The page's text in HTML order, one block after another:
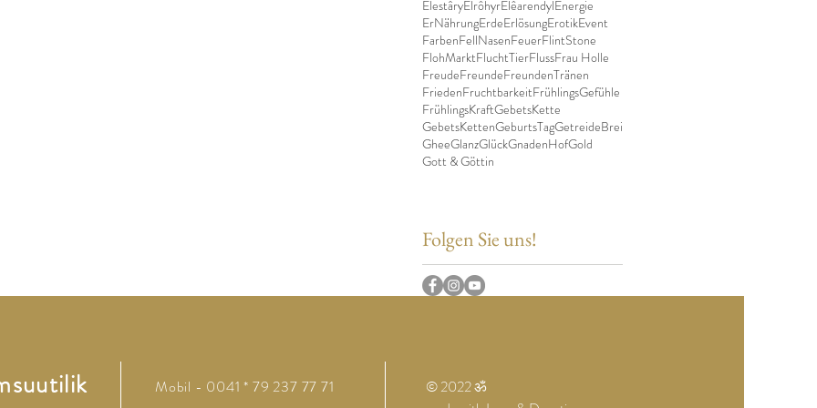
ElestâryElrôhyrElêarendylEnergie
ErNährungErdeErlösungErotikEvent
FarbenFellNasenFeuerFlintStone
FlohMarktFluchtTierFlussFrau Holle
FreudeFreundeFreundenTränen
FriedenFruchtbarkeitFrühlingsGefühle
FrühlingsKraftGebetsKette
GebetsKettenGeburtsTagGetreideBrei
GheeGlanzGlückGnadenHofGold
Gott & Göttin
Folgen Sie uns!
Mobil - 0041 * 79 237 77 71
© 2022 ॐ